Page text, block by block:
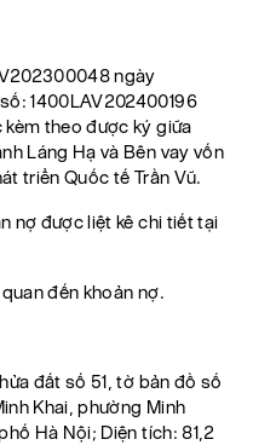
ngày
1400LAV202400196
theo được ký giữa
Láng Hạ và Bên vay vốn
triển Quốc tế Trần Vũ.
nợ được liệt kê chi tiết tại
đến khoản nợ.
đất số 51, tờ bản đồ số
Khai, phường Minh
Hà Nội; Diện tích: 81,2